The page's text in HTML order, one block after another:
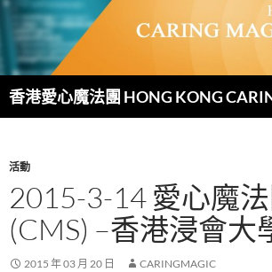
跳
要
內
容
搜
尋
活動
2015-3-14 愛心魔
(CMS) –香港浸會大
2015 年 03 月 20 日 CARINGMAGIC